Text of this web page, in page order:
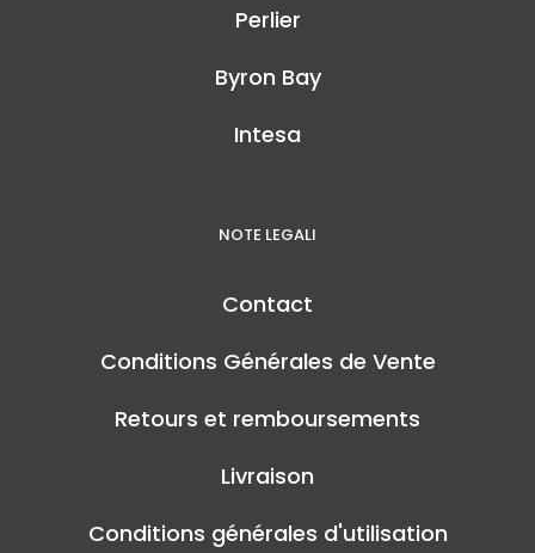
Perlier
Byron Bay
Intesa
NOTE LEGALI
Contact
Conditions Générales de Vente
Retours et remboursements
Livraison
Conditions générales d'utilisation